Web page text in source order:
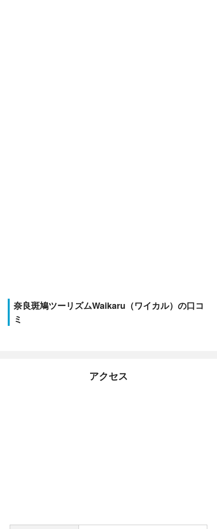
奈良斑鳩ツーリズムWaikaru（ワイカル）の口コ
ミ
アクセス